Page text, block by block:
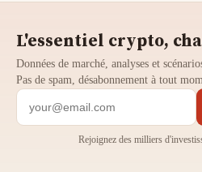
L'essentiel crypto,
Données de marché, analyses et
Pas de spam, désabonnement à tout
Rejoignez des milliers